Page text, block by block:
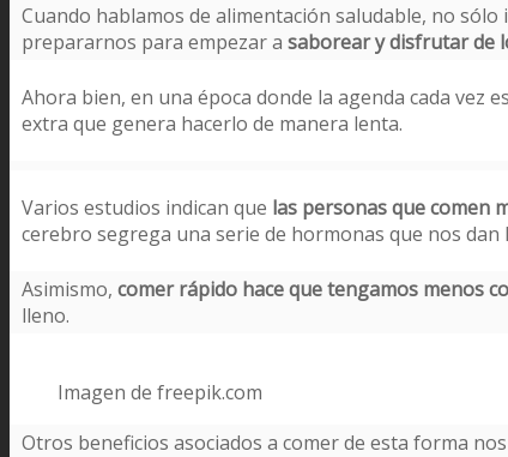
Cuando hablamos de alimentación saludable, no
prepararnos para empezar a saborear y disfrutar de
Ahora bien, en una época donde la agenda cada vez
extra que genera hacerlo de manera lenta.
Varios estudios indican que las personas que comen
cerebro segrega una serie de hormonas que nos dan
Asimismo, comer rápido hace que tengamos menos
lleno.
Imagen de freepik.com
Otros beneficios asociados a comer de esta forma